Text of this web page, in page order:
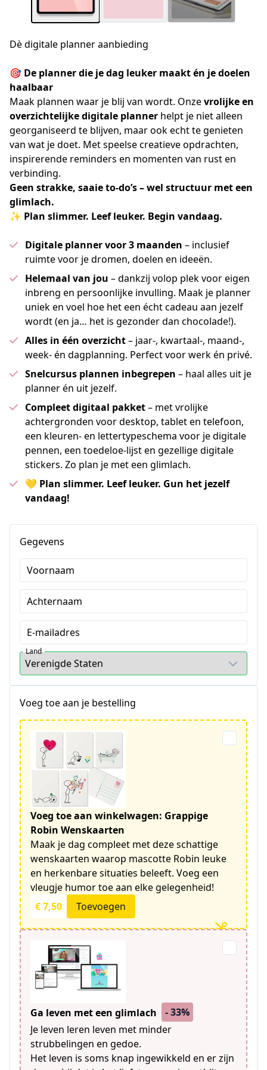
Dè digitale planner aanbieding
🎯 De planner die je dag leuker maakt én je doelen
haalbaar
Maak plannen waar je blij van wordt. Onze vrolijke en
overzichtelijke digitale planner helpt je niet alleen
georganiseerd te blijven, maar ook echt te genieten
van wat je doet. Met speelse creatieve opdrachten,
inspirerende reminders en momenten van rust en
verbinding.
Geen strakke, saaie to-do’s – wel structuur met een
glimlach.
✨ Plan slimmer. Leef leuker. Begin vandaag.
Digitale planner voor 3 maanden – inclusief
ruimte voor je dromen, doelen en ideeën.
Helemaal van jou – dankzij volop plek voor eigen
inbreng en persoonlijke invulling. Maak je planner
uniek en voel hoe het een écht cadeau aan jezelf
wordt (en ja… het is gezonder dan chocolade!).
Alles in één overzicht– jaar-, kwartaal-, maand-,
week- én dagplanning. Perfect voor werk én privé.
Snelcursus plannen inbegrepen – haal alles uit je
planner én uit jezelf.
Compleet digitaal pakket– met vrolijke
achtergronden voor desktop, tablet en telefoon,
een kleuren- en lettertypeschema voor je digitale
pennen, een toedeloe-lijst en gezellige digitale
stickers. Zo plan je met een glimlach.
💛 Plan slimmer. Leef leuker. Gun het jezelf
vandaag!
Gegevens
Voornaam
Achternaam
E-mailadres
Land
Voeg toe aan je bestelling
Voeg toe aan winkelwagen: Grappige
Robin Wenskaarten
Maak je dag compleet met deze schattige
wenskaarten waarop mascotte Robin leuke
en herkenbare situaties beleeft. Voeg een
vleugje humor toe aan elke gelegenheid!
€ 7,50
Toevoegen
Ga leven met een glimlach
- 33%
Je leven leren leven met minder
strubbelingen en gedoe.
Het leven is soms knap ingewikkeld en er zijn